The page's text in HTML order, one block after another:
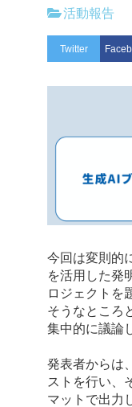
活動報告
Twitter
今回は変則的
を活用した発
ロジェクトを
そうなところ
集中的に議論
発表者からは
ストを行い、
マットで出力